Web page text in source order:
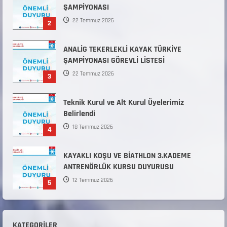
2
ŞAMPİYONASI
22 Temmuz 2026
3
ANALİG TEKERLEKLİ KAYAK TÜRKİYE
ŞAMPİYONASI GÖREVLİ LİSTESİ
22 Temmuz 2026
4
Teknik Kurul ve Alt Kurul Üyelerimiz
Belirlendi
18 Temmuz 2026
5
KAYAKLI KOŞU VE BİATHLON 3.KADEME
ANTRENÖRLÜK KURSU DUYURUSU
12 Temmuz 2026
Millî Savunma Bakanlığı Kara, Deniz ve Hava